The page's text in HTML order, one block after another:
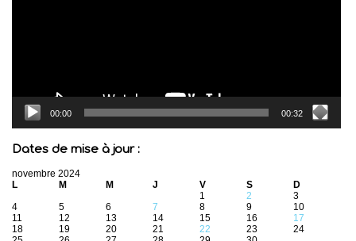
00:00 00:32
Dates de mise à jour :
novembre 2024
L
M M J V S
D
1
2
3
4
5 6 7 8 9
10
11
12 13 14 15 16
17
18
19 20 21 22 23
24